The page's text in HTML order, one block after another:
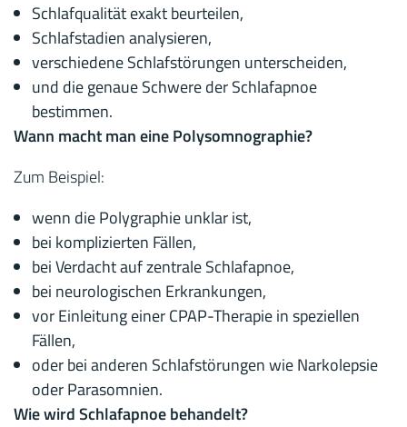
Schlafqualität exakt beurteilen,
Schlafstadien analysieren,
verschiedene Schlafstörungen unterscheiden,
und die genaue Schwere der Schlafapnoe
bestimmen.
Wann macht man eine Polysomnographie?
Zum Beispiel:
wenn die Polygraphie unklar ist,
bei komplizierten Fällen,
bei Verdacht auf zentrale Schlafapnoe,
bei neurologischen Erkrankungen,
vor Einleitung einer CPAP-Therapie in speziellen
Fällen,
oder bei anderen Schlafstörungen wie Narkolepsie
oder Parasomnien.
Wie wird Schlafapnoe behandelt?